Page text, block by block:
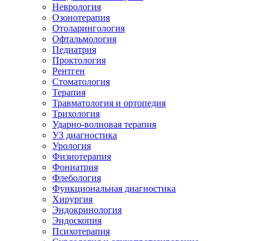
Неврология
Озонотерапия
Отоларингология
Офтальмология
Педиатрия
Проктология
Рентген
Стоматология
Терапия
Травматология и ортопедия
Трихология
Ударно-волновая терапия
УЗ диагностика
Урология
Физиотерапия
Фониатрия
Флебология
Функциональная диагностика
Хирургия
Эндокринология
Эндоскопия
Психотерапия